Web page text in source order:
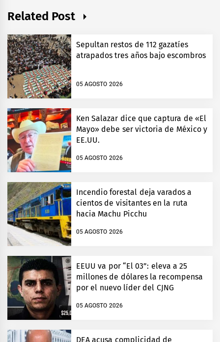
Related Post
Sepultan restos de 112 gazatíes
atrapados tres años bajo escombros
05 AGOSTO 2026
Ken Salazar dice que captura de «El
Mayo» debe ser victoria de México y
EE.UU.
05 AGOSTO 2026
Incendio forestal deja varados a
cientos de visitantes en la ruta
hacia Machu Picchu
05 AGOSTO 2026
EEUU va por “El 03”: eleva a 25
millones de dólares la recompensa
por el nuevo líder del CJNG
05 AGOSTO 2026
DEA acusa complicidad de